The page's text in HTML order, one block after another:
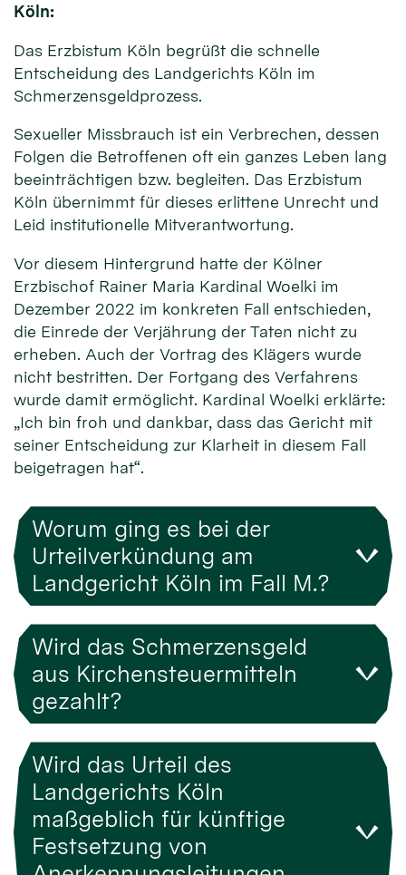
Köln:
Das Erzbistum Köln begrüßt die schnelle
Entscheidung des Landgerichts Köln im
Schmerzensgeldprozess.
Sexueller Missbrauch ist ein Verbrechen, dessen
Folgen die Betroffenen oft ein ganzes Leben lang
beeinträchtigen bzw. begleiten. Das Erzbistum
Köln übernimmt für dieses erlittene Unrecht und
Leid institutionelle Mitverantwortung.
Vor diesem Hintergrund hatte der Kölner
Erzbischof Rainer Maria Kardinal Woelki im
Dezember 2022 im konkreten Fall entschieden,
die Einrede der Verjährung der Taten nicht zu
erheben. Auch der Vortrag des Klägers wurde
nicht bestritten. Der Fortgang des Verfahrens
wurde damit ermöglicht. Kardinal Woelki erklärte:
„Ich bin froh und dankbar, dass das Gericht mit
seiner Entscheidung zur Klarheit in diesem Fall
beigetragen hat“.
Worum ging es bei der
Urteilverkündung am
Landgericht Köln im Fall M.?
Wird das Schmerzensgeld
aus Kirchensteuermitteln
gezahlt?
Wird das Urteil des
Landgerichts Köln
maßgeblich für künftige
Festsetzung von